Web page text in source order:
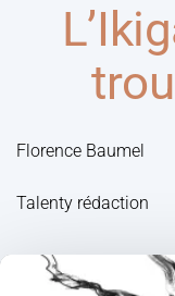
Florence Baumel
Talenty rédaction